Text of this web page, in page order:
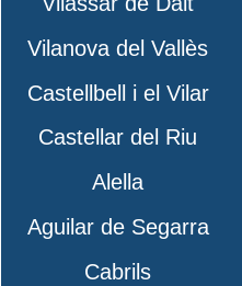
Vilanova del Vallès
Castellbell i el Vilar
Castellar del Riu
Alella
Aguilar de Segarra
Cabrils